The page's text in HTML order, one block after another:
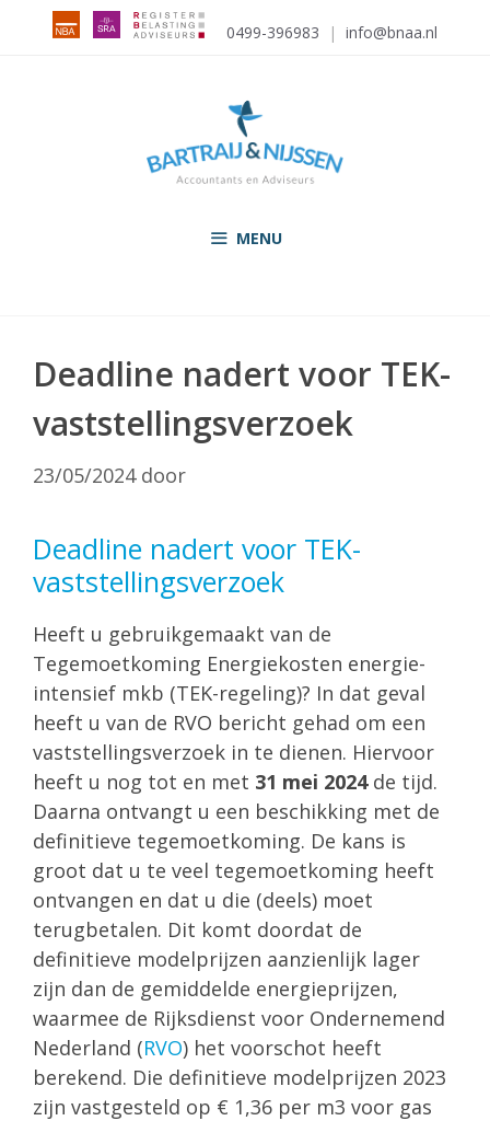
0499-396983 | info@bnaa.nl
MENU
Deadline nadert voor TEK-
vaststellingsverzoek
23/05/2024 door
Deadline nadert voor TEK-
vaststellingsverzoek
Heeft u gebruikgemaakt van de
Tegemoetkoming Energiekosten energie-
intensief mkb (TEK-regeling)? In dat geval
heeft u van de RVO bericht gehad om een
vaststellingsverzoek in te dienen. Hiervoor
heeft u nog tot en met 31 mei 2024de tijd.
Daarna ontvangt u een beschikking met de
definitieve tegemoetkoming. De kans is
groot dat u te veel tegemoetkoming heeft
ontvangen en dat u die (deels) moet
terugbetalen. Dit komt doordat de
definitieve modelprijzen aanzienlijk lager
zijn dan de gemiddelde energieprijzen,
waarmee de Rijksdienst voor Ondernemend
Nederland (RVO) het voorschot heeft
berekend. Die definitieve modelprijzen 2023
zijn vastgesteld op € 1,36 per m3 voor gas